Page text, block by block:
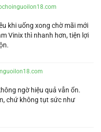
khi uống xong chờ mãi mới
Vinix thì nhanh hơn, tiện lợi
ngờ hiệu quả vẫn ổn.
chứ không tụt sức như